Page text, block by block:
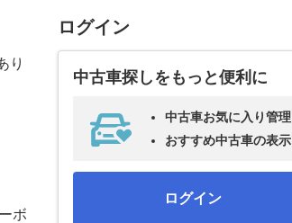
り
ボ
ログイン
中古車探しをもっと便利に
中古車お気に入り管理
おすすめ中古車の表示
ログイン